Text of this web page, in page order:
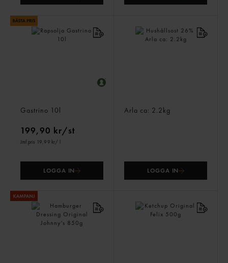
Gastrino 10l
199,90 kr/st
Jmf.pris 19,99 kr/ l
LOGGA IN
Arla ca: 2.2kg
LOGGA IN